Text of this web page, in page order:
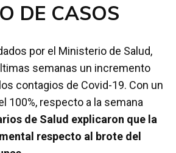
DE CASOS
por el Ministerio de Salud,
semanas un incremento
contagios de Covid-19. Con un
100%, respecto a la semana
de Salud explicaron que la
respecto al brote del